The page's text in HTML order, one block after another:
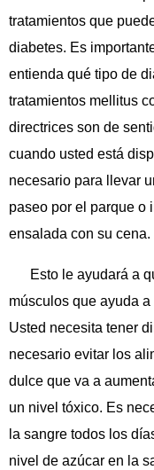
tratamientos que
diabetes. Es
entienda qué tipo de
tratamientos mellitus
directrices son de
cuando usted está
necesario para llevar
paseo por el parque o
ensalada con su cena.
Esto le ayudará a
músculos que ayuda
Usted necesita tener
necesario evitar los
dulce que va a
un nivel tóxico. Es
la sangre todos los
nivel de azúcar en la